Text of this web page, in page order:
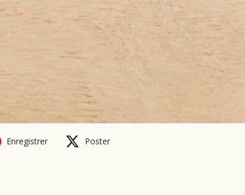
Enregistrer Poster